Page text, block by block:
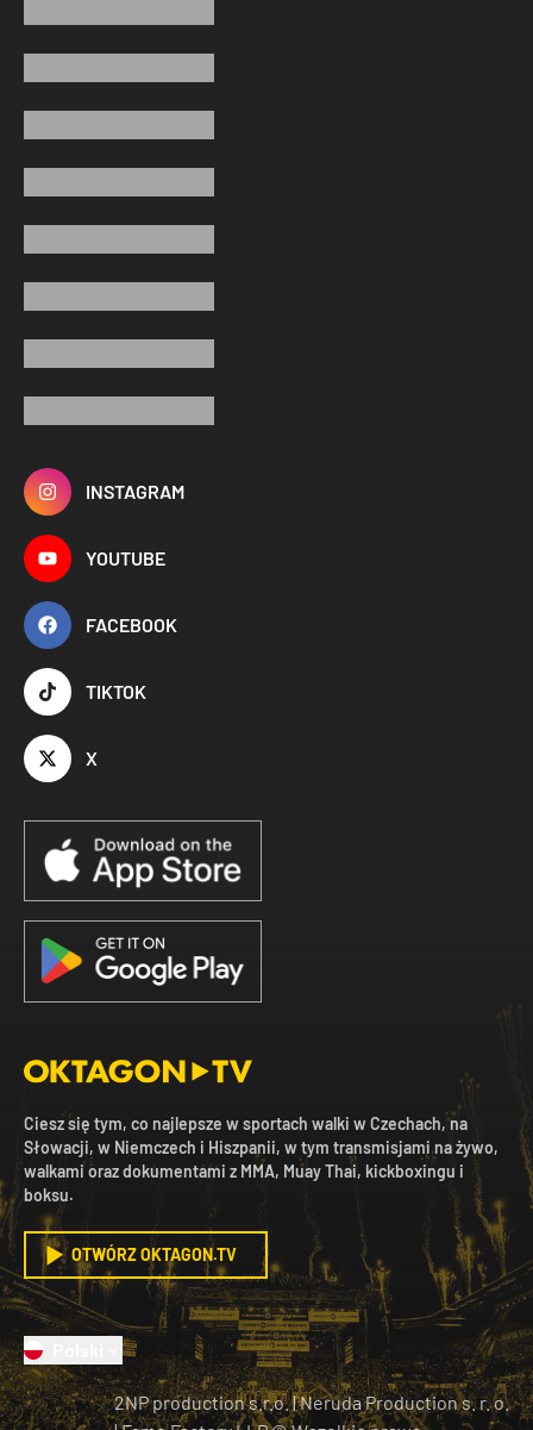
INSTAGRAM
YOUTUBE
FACEBOOK
TIKTOK
X
Ciesz się tym, co najlepsze w sportach walki w Czechach, na
Słowacji, w Niemczech i Hiszpanii, w tym transmisjami na żywo,
walkami oraz dokumentami z MMA, Muay Thai, kickboxingu i
boksu.
OTWÓRZ OKTAGON.TV
2NP production s.r.o.|Neruda Production s. r. o.